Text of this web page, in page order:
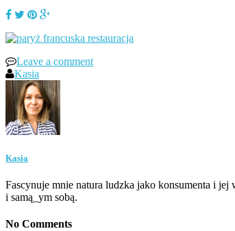
Leave a comment
Kasia
Kasia
Fascynuje mnie natura ludzka jako konsumenta i
i samą_ym sobą.
No Comments